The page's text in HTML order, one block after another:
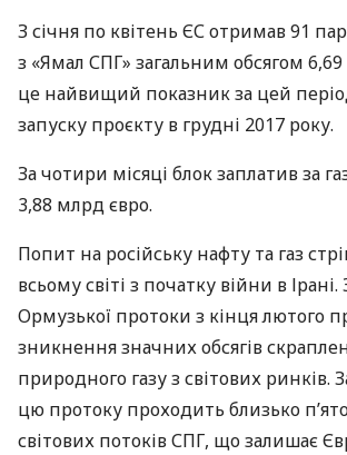
З січня по квітень ЄС отримав 91
з «Ямал СПГ» загальним обсягом
це найвищий показник за цей
запуску проєкту в грудні 2017 року.
За чотири місяці блок заплатив за
3,88 млрд євро.
Попит на російську нафту та газ
всьому світі з початку війни в
Ормузької протоки з кінця лютого
зникнення значних обсягів
природного газу з світових ринків.
цю протоку проходить близько
світових потоків СПГ, що залишає